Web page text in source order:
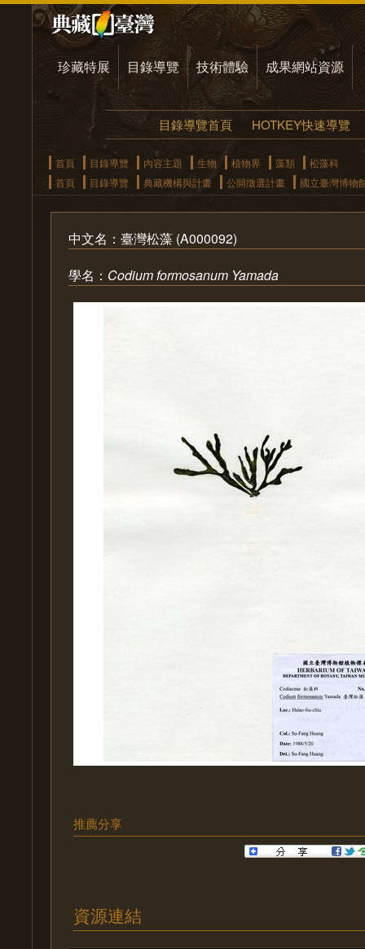
珍藏特展 目錄導覽 技術體驗 成果網站資源
目錄導覽首頁 HOTKEY快速導覽
首頁 目錄導覽 內容主題 生物 植物界 藻類
松藻科
首頁
目錄導覽 典藏機構與計畫 公開徵選計畫 國立臺灣博物
中文名：臺灣松藻 (A000092)
學名： Codium formosanum Yamada
推薦分享
資源連結